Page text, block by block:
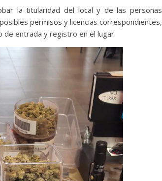
la titularidad del local y de las personas
permisos y licencias correspondientes,
de entrada y registro en el lugar.